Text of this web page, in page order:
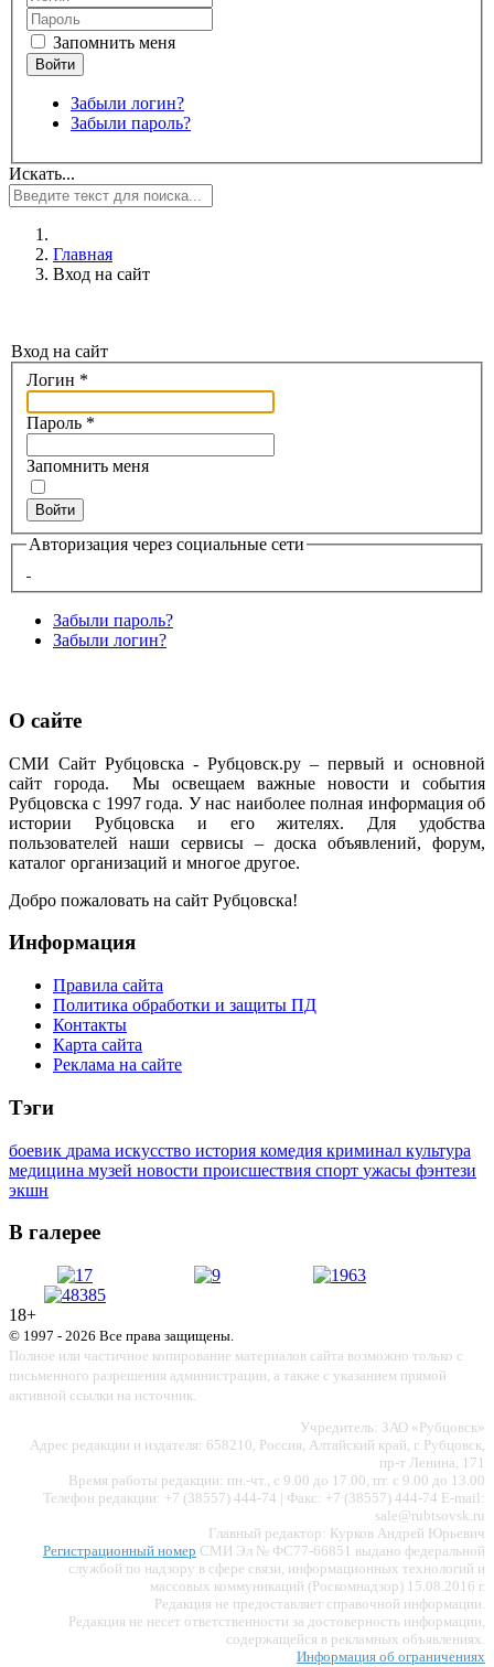
Запомнить меня
Забыли логин?
Забыли пароль?
Искать...
Главная
Вход на сайт
Вход на сайт
Логин *
Пароль *
Запомнить меня
Войти
Авторизация через социальные сети
Забыли пароль?
Забыли логин?
О сайте
СМИ Сайт Рубцовска - Рубцовск.ру – первый и основной
сайт города. Мы освещаем важные новости и события
Рубцовска с 1997 года. У нас наиболее полная информация об
истории Рубцовска и его жителях. Для удобства
пользователей наши сервисы – доска объявлений, форум,
каталог организаций и многое другое.
Добро пожаловать на сайт Рубцовска!
Информация
Правила сайта
Политика обработки и защиты ПД
Контакты
Карта сайта
Реклама на сайте
Тэги
боевик драма искусство история комедия криминал культура
медицина музей новости происшествия спорт ужасы фэнтези
экшн
В галерее
18+
© 1997 - 2026 Все права защищены.
Полное или частичное копирование материалов сайта возможно только с
письменного разрешения администрации, а также с указанием прямой
активной ссылки на источник.
Учредитель: ЗАО «Рубцовск»
Адрес редакции и издателя: 658210, Россия, Алтайский край, г. Рубцовск,
пр-т Ленина, 171
Время работы редакции: пн.-чт., с 9.00 до 17.00, пт. с 9.00 до 13.00
Телефон редакции: +7 (38557) 444-74 | Факс: +7 (38557) 444-74 E-mail:
sale@rubtsovsk.ru
Главный редактор: Курков Андрей Юрьевич
Регистрационный номер СМИ Эл № ФС77-66851 выдано федеральной
службой по надзору в сфере связи, информационных технологий и
массовых коммуникаций (Роскомнадзор) 15.08.2016 г.
Редакция не предоставляет справочной информации.
Редакция не несет ответственности за достоверность информации,
содержащейся в рекламных объявлениях.
Информация об ограничениях